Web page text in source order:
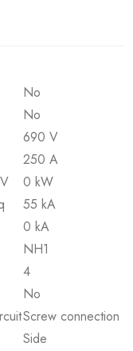
No
No
690 V
250 A
0 kW
55 kA
0 kA
NH1
4
No
Screw connection
Side